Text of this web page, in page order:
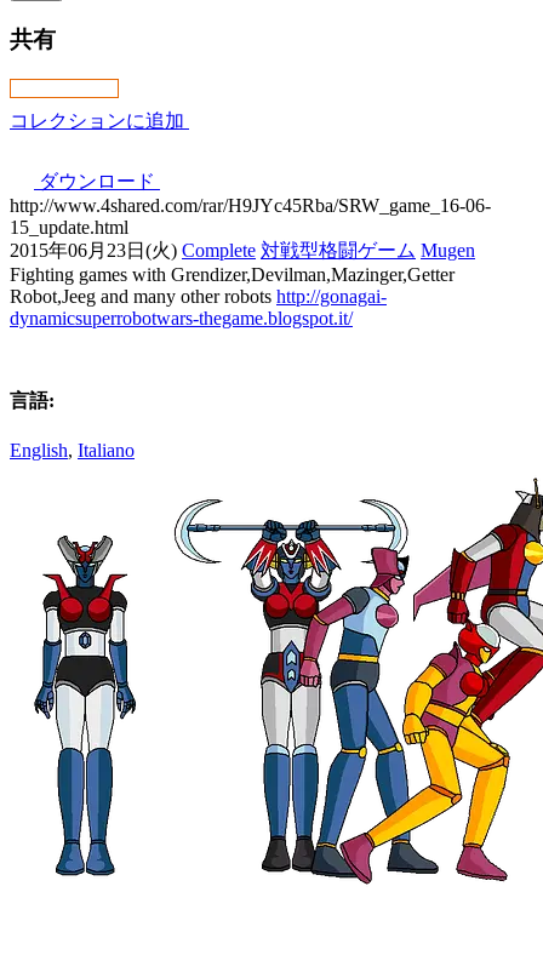
共有
コレクションに追加
ダウンロード
http://www.4shared.com/rar/H9JYc45Rba/SRW_game_16-06-
15_update.html
2015年06月23日(火) Complete 対戦型格闘ゲーム Mugen
Fighting games with Grendizer,Devilman,Mazinger,Getter
Robot,Jeeg and many other robots http://gonagai-
dynamicsuperrobotwars-thegame.blogspot.it/
言語:
English, Italiano